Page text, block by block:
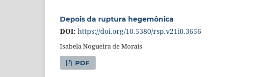
Depois da ruptura hegemônica
DOI: https://doi.org/10.5380/rsp.v21i0.3656
Isabela Nogueira de Morais
PDF